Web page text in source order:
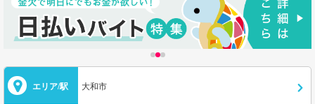
エリア/駅 大和市